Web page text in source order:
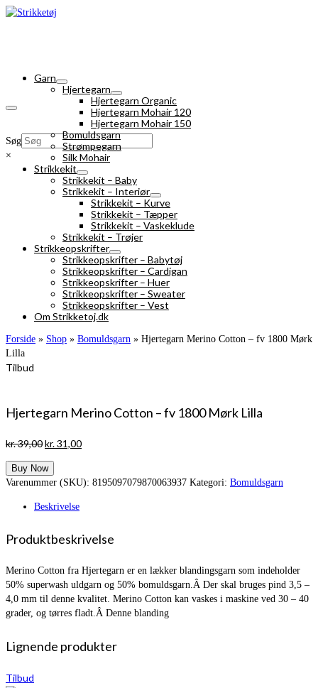
Søg
×
Garn
Hjertegarn
Hjertegarn Organic
Hjertegarn Mohair 120
Hjertegarn Mohair 150
Bomuldsgarn
Strømpegarn
Silk Mohair
Strikkekit
Strikkekit – Baby
Strikkekit – Interiør
Strikkekit – Kurve
Strikkekit – Tæpper
Strikkekit – Vaskeklude
Strikkekit – Trøjer
Strikkeopskrifter
Strikkeopskrifter – Babytøj
Strikkeopskrifter – Cardigan
Strikkeopskrifter – Huer
Strikkeopskrifter – Sweater
Strikkeopskrifter – Vest
Om Strikketoj.dk
Forside » Shop » Bomuldsgarn » Hjertegarn Merino Cotton – fv 1800 Mørk
Lilla
Tilbud
Hjertegarn Merino Cotton – fv 1800 Mørk Lilla
kr.39,00Den
pris
var:
kr.31,00Den
er:
Buy Now
Varenummer (SKU): 8195097079870063937 Kategori: Bomuldsgarn
Beskrivelse
Produktbeskrivelse
Merino Cotton fra Hjertegarn er en lækker blandingsgarn som indeholder
50% superwash uldgarn og 50% bomuldsgarn.Â Der skal bruges pind 3,5 –
4,0 mm til denne kvalitet. Merino Cotton kan vaskes i maskine ved 30 – 40
grader, og tørres fladt.Â Denne blanding
Lignende produkter
Tilbud